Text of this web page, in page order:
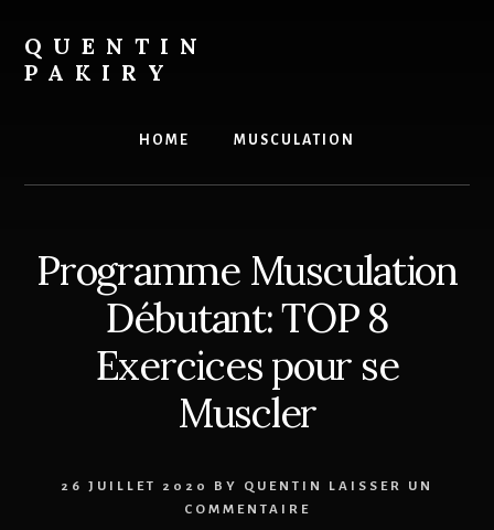
content
QUENTIN
PAKIRY
masse
des
ectomorphes
HOME MUSCULATION
Programme Musculation
Débutant: TOP 8
Exercices pour se
Muscler
26 JUILLET 2020 BY QUENTIN
LAISSER UN
COMMENTAIRE